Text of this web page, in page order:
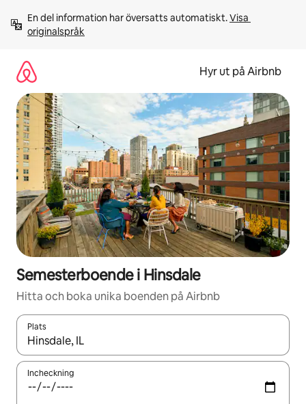
innehåll
En del information har översatts automatiskt. Visa
originalspråk
Hyr ut på Airbnb
Semesterboende i Hinsdale
Hitta och boka unika boenden på Airbnb
Plats
När resultaten är tillgängliga kan du navigera med upp- och
Incheckning